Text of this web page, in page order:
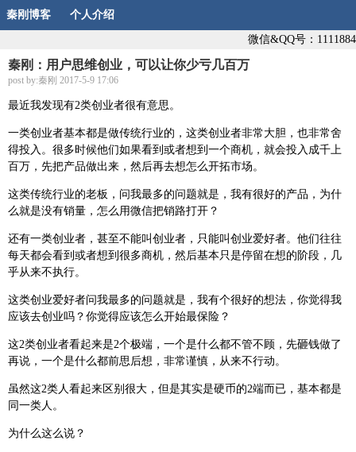
秦刚博客 个人介绍
微信&QQ号：1111884
秦刚：用户思维创业，可以让你少亏几百万
post by:秦刚 2017-5-9 17:06
最近我发现有2类创业者很有意思。
一类创业者基本都是做传统行业的，这类创业者非常大胆，也非常舍
得投入。很多时候他们如果看到或者想到一个商机，就会投入成千上
百万，先把产品做出来，然后再去想怎么开拓市场。
这类传统行业的老板，问我最多的问题就是，我有很好的产品，为什
么就是没有销量，怎么用微信把销路打开？
还有一类创业者，甚至不能叫创业者，只能叫创业爱好者。他们往往
每天都会看到或者想到很多商机，然后基本只是停留在想的阶段，几
乎从来不执行。
这类创业爱好者问我最多的问题就是，我有个很好的想法，你觉得我
应该去创业吗？你觉得应该怎么开始最保险？
这2类创业者看起来是2个极端，一个是什么都不管不顾，先砸钱做了
再说，一个是什么都前思后想，非常谨慎，从来不行动。
虽然这2类人看起来区别很大，但是其实是硬币的2端而已，基本都是
同一类人。
为什么这么说？